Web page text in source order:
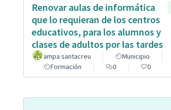
Renovar aulas de informática
que lo requieran de los centros
educativos, para los alumnos y
clases de adultos por las tardes
ampa santacreu
Municipio
Formación
0 0